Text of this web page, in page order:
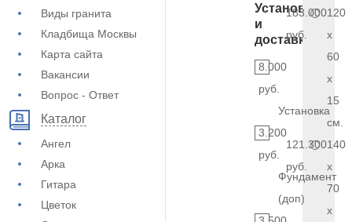
Виды гранита
Кладбища Москвы
Карта сайта
Вакансии
Вопрос - Ответ
Каталог
Ангел
Арка
Гитара
Цветок
Установка
и
доставка
8.000
руб.
Установка
3.200
руб.
Фундамент
(доп)
183.000
руб.
120
x
60
x
15
см.
121.300
руб.
140
x
70
x